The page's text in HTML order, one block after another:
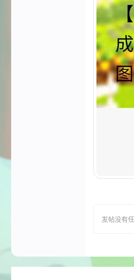
发帖没有